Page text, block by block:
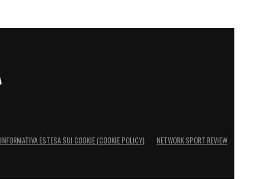
INFORMATIVA ESTESA SUI COOKIE (COOKIE POLICY) NETWORK SPORT REVIEW